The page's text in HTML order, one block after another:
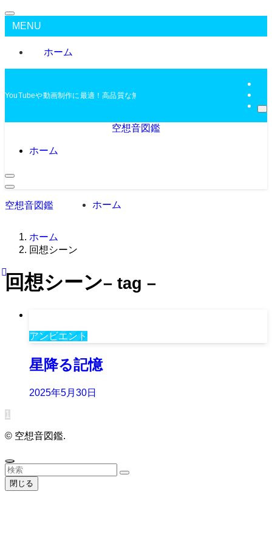
MENU
ホーム
YouTubeや動画制作に最適！高品質な無料BGMを配布中
空想音図鑑
ホーム
空想音図鑑 ホーム
ホーム
回想シーン
回想シーン– tag –
アンビエント
星降る記憶
2025年5月30日
1
© 空想音図鑑.
閉じる